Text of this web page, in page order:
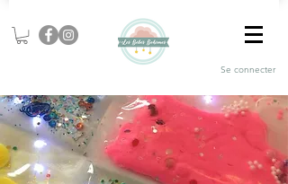
Se connecter